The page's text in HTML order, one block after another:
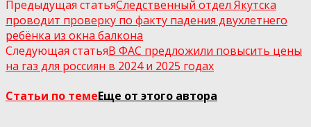
Предыдущая статьяСледственный отдел Якутска
проводит проверку по факту падения двухлетнего
ребёнка из окна балкона
Следующая статьяВ ФАС предложили повысить цены
на газ для россиян в 2024 и 2025 годах
Статьи по темеЕще от этого автора